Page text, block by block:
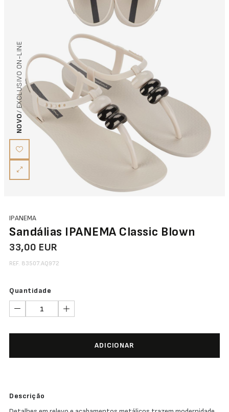
Meias
NOVO
/ EXCLUSIVO ON-LINE
IPANEMA
Sandálias IPANEMA Classic Blown
33,00 EUR
REF. 83507.AQ972
Quantidade
ADICIONAR
Descrição